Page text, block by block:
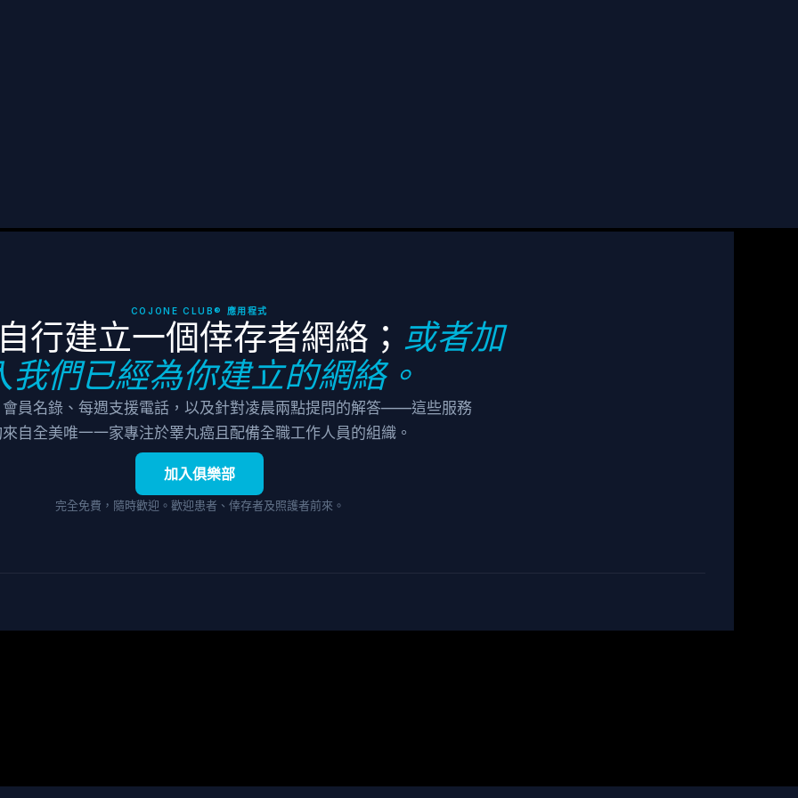
COJONE CLUB® 應用程式
行建立一個倖存者網絡； 或者加
我們已經為你建立的網絡。
員名錄、每週支援電話，以及針對凌晨兩點提問的解答——這些服務
自全美唯一一家專注於睪丸癌且配備全職工作人員的組織。
加入俱樂部
完全免費，隨時歡迎。歡迎患者、倖存者及照護者前來。